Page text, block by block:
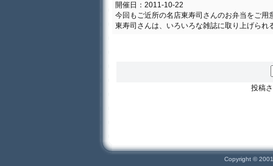
開催日：2011-10-22
今回もご近所の名店東寿司さんのお弁当をご用
東寿司さんは、いろいろな雑誌に取り上げられ
投稿
Copyright ©